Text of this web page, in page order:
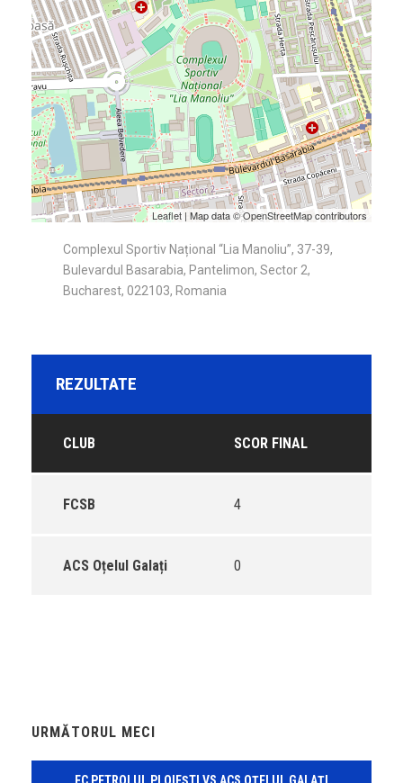
Leaflet | Map data ©OpenStreetMapcontributors
Complexul Sportiv Național “Lia Manoliu”, 37-39,
Bulevardul Basarabia, Pantelimon, Sector 2,
Bucharest, 022103, Romania
REZULTATE
CLUB SCOR FINAL
FCSB 4
ACS Oțelul Galați 0
URMĂTORUL MECI